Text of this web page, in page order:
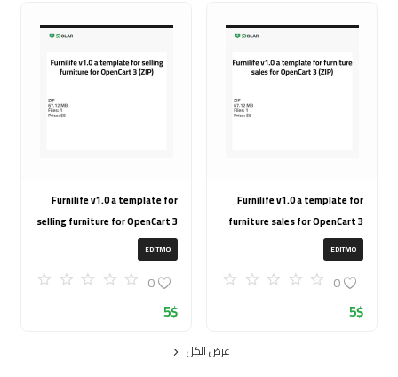
Furnilife v1.0 a template for
furniture sales for OpenCart 3
(ZIP)
EDITMO
0
5$
Furnilife v1.0 a template for
selling furniture for OpenCart 3
(ZIP)
EDITMO
0
5$
عرض الكل